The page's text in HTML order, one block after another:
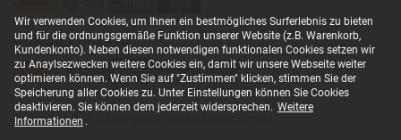
Wir verwenden Cookies, um Ihnen ein bestmögliches Surferlebnis zu bieten
und für die ordnungsgemäße Funktion unserer Website (z.B. Warenkorb,
Kundenkonto). Neben diesen notwendigen funktionalen Cookies setzen wir
zu Anaylsezwecken weitere Cookies ein, damit wir unsere Webseite weiter
optimieren können. Wenn Sie auf "Zustimmen" klicken, stimmen Sie der
Speicherung aller Cookies zu. Unter Einstellungen können Sie Cookies
deaktivieren. Sie können dem jederzeit widersprechen. Weitere
Informationen .
Unsere Zahlarten
Copyright ©